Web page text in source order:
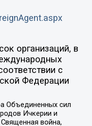
организаций, в
с
Федерации
Объединенных сил
Ичкерии и
война,